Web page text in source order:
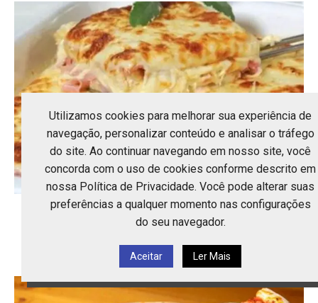
Lasanha de Presunto e Queijo: A Receita
20 de junho de 2026
Utilizamos cookies para melhorar sua experiência de
navegação, personalizar conteúdo e analisar o tráfego
do site. Ao continuar navegando em nosso site, você
concorda com o uso de cookies conforme descrito em
nossa Política de Privacidade. Você pode alterar suas
preferências a qualquer momento nas configurações
do seu navegador.
Aceitar Ler Mais